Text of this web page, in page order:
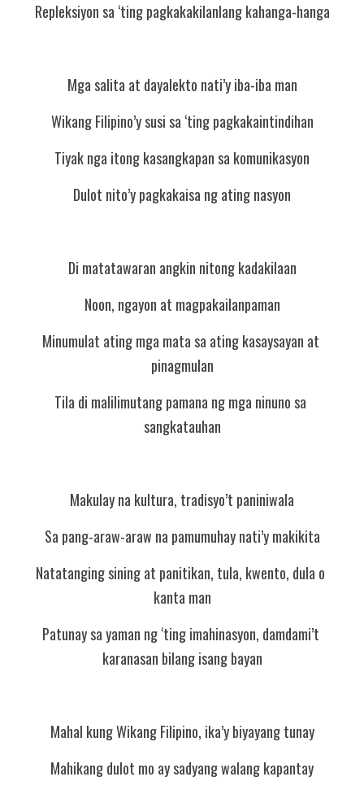
Repleksiyon sa ‘ting pagkakakilanlang kahanga-hanga
Mga salita at dayalekto nati’y iba-iba man
Wikang Filipino’y susi sa ‘ting pagkakaintindihan
Tiyak nga itong kasangkapan sa komunikasyon
Dulot nito’y pagkakaisa ng ating nasyon
Di matatawaran angkin nitong kadakilaan
Noon, ngayon at magpakailanpaman
Minumulat ating mga mata sa ating kasaysayan at
pinagmulan
Tila di malilimutang pamana ng mga ninuno sa
sangkatauhan
Makulay na kultura, tradisyo’t paniniwala
Sa pang-araw-araw na pamumuhay nati’y makikita
Natatanging sining at panitikan, tula, kwento, dula o
kanta man
Patunay sa yaman ng ‘ting imahinasyon, damdami’t
karanasan bilang isang bayan
Mahal kung Wikang Filipino, ika’y biyayang tunay
Mahikang dulot mo ay sadyang walang kapantay